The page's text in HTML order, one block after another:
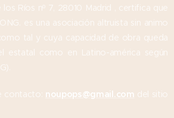
Ríos nº 7, 28010 Madrid , certifica que
es una asociación altruista sin animo
tal y cuya capacidad de obra queda
estatal como en Latino-américa según
contacto: noupops@gmail.com del sitio